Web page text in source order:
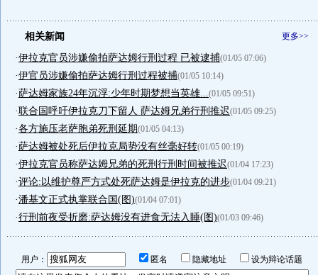
更多>>
相关新闻
·伊拉克官员涉嫌偷拍萨达姆行刑过程 已被逮捕(01/05 07:06)
·伊官员涉嫌偷拍萨达姆行刑过程被捕(01/05 10:14)
·萨达姆家族24年沉浮:少年时期梦想当英雄... (01/05 09:51)
·联合国呼吁伊拉克刀下留人 萨达姆兄弟行刑推迟(01/05 09:25)
·各方施压老萨胞弟死刑延期(01/05 04:13)
·萨达姆被处死后伊拉克局势没有丝毫好转(01/05 00:19)
·伊拉克官员称萨达姆兄弟的死刑行刑时间被推迟(01/04 17:23)
·评论:以维护尊严方式处死萨达姆是伊拉克的进步(01/04 09:21)
·潘基文正式执掌联合国(图)(01/04 07:01)
·行刑前夜受折磨:萨达姆没有进食无法入睡(图)(01/03 09:46)
用户： 匿名 隐藏地址 设为辩论话题